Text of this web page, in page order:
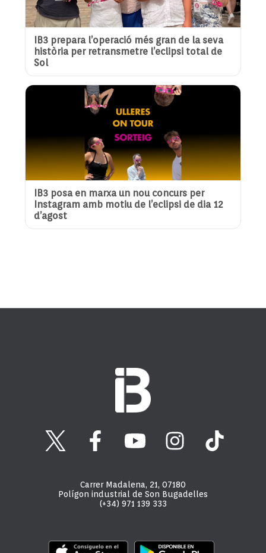
IB3 prepara l’operació més gran de la seva
història per retransmetre l’eclipsi total de
Sol
IB3 posa en marxa un nou concurs per
Instagram amb motiu de l’eclipsi de dia 12
d’agost
Carrer Madalena, 21, 07180
Polígon industrial de Son Bugadelles
(+34) 971 139 333